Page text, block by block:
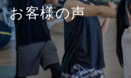
お客様の声